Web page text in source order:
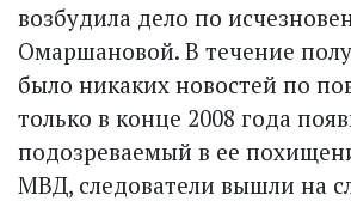
возбудила дело по
Омаршановой. В течение
было никаких новостей по
только в конце 2008 года
подозреваемый в ее
МВД, следователи вышли на